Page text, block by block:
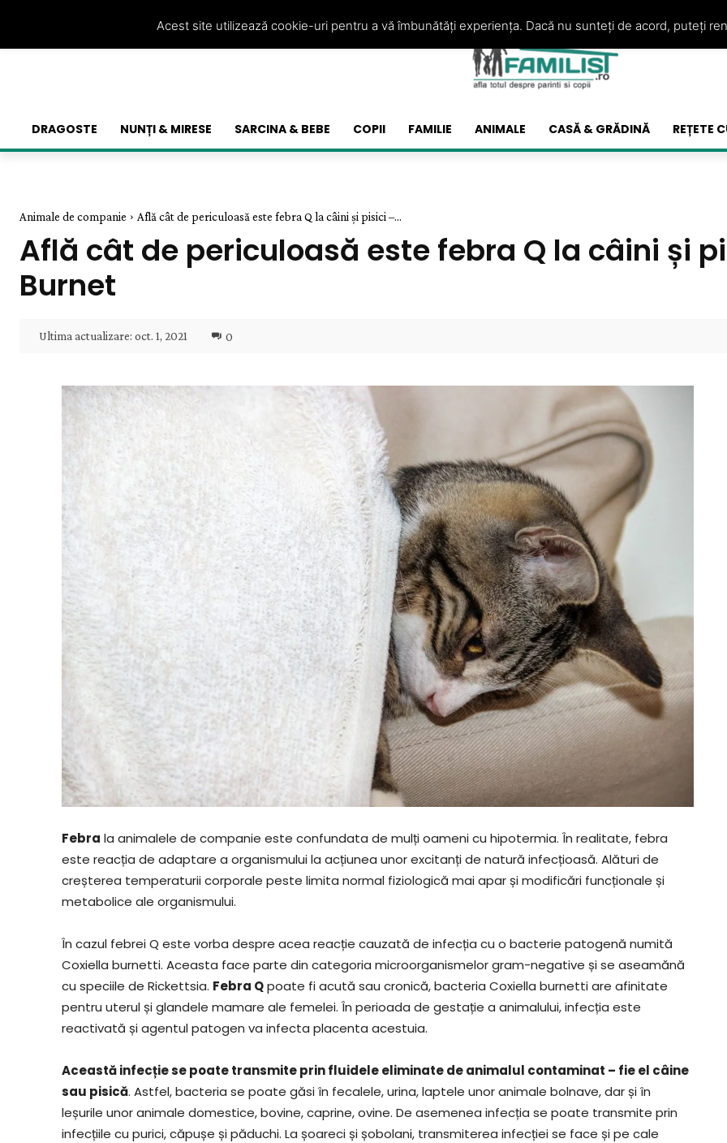
DRAGOSTE NUNȚI & MIRESE SARCINA & BEBE COPII FAMILIE ANIMALE CASĂ & GRĂDINĂ REȚETE
Animale de companie Află cât de periculoasă este febra Q la câini și pisici –...
Află cât de periculoasă este febra Q la câini și
Burnet
Ultima actualizare: oct. 1, 2021 0
Febra la animalele de companie este confundata de mulți oameni cu hipotermia. În realitate, febra
este reacția de adaptare a organismului la acțiunea unor excitanți de natură infecțioasă. Alături de
creșterea temperaturii corporale peste limita normal fiziologică mai apar și modificări funcționale și
metabolice ale organismului.
În cazul febrei Q este vorba despre acea reacție cauzată de infecția cu o bacterie patogenă numită
Coxiella burnetti. Aceasta face parte din categoria microorganismelor gram-negative și se aseamănă
cu speciile de Rickettsia. Febra Qpoate fi acută sau cronică, bacteria Coxiella burnetti are afinitate
pentru uterul și glandele mamare ale femelei. În perioada de gestație a animalului, infecția este
reactivată și agentul patogen va infecta placenta acestuia.
Această infecție se poate transmite prin fluidele eliminate de animalul contaminat – fie el câine
sau pisică. Astfel, bacteria se poate găsi în fecalele, urina, laptele unor animale bolnave, dar și în
leșurile unor animale domestice, bovine, caprine, ovine. De asemenea infecția se poate transmite prin
infecțiile cu purici, căpușe și păduchi. La șoareci și șobolani, transmiterea infecției se face și pe cale
Acest site utilizează cookie-uri pentru a vă îmbunătăți experiența. Dacă nu sunteți de acord, puteți